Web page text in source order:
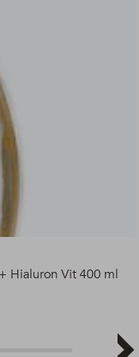
Hialuron Vit 400 ml